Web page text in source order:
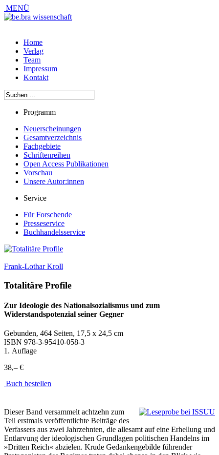
MENÜ
Home
Verlag
Team
Impressum
Kontakt
Programm
Neuerscheinungen
Gesamtverzeichnis
Fachgebiete
Schriftenreihen
Open Access Publikationen
Vorschau
Unsere Autor:innen
Service
Für Forschende
Presseservice
Buchhandelsservice
Frank-Lothar Kroll
Totalitäre Profile
Zur Ideologie des Nationalsozialismus und zum
Widerstandspotenzial seiner Gegner
Gebunden, 464 Seiten, 17,5 x 24,5 cm
ISBN 978-3-95410-058-3
1. Auflage
38,– €
Buch bestellen
Dieser Band versammelt achtzehn zum
Teil erstmals veröffentlichte Beiträge des
Verfassers aus zwei Jahrzehnten, die allesamt auf eine Erhellung und
Entlarvung der ideologischen Grundlagen politischen Handelns im
»Dritten Reich« abzielen. Krude Gedankengebilde führender